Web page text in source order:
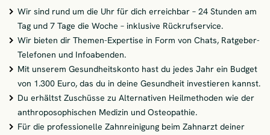
Wir sind rund um die Uhr für dich erreichbar – 24 Stunden am
Tag und 7 Tage die Woche – inklusive Rückrufservice.
Wir bieten dir Themen-Expertise in Form von Chats, Ratgeber-
Telefonen und Infoabenden.
Mit unserem Gesundheitskonto hast du jedes Jahr ein Budget
von 1.300 Euro, das du in deine Gesundheit investieren kannst.
Du erhältst Zuschüsse zu Alternativen Heilmethoden wie der
anthroposophischen Medizin und Osteopathie.
Für die professionelle Zahnreinigung beim Zahnarzt deiner